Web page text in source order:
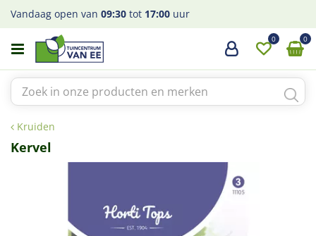
a
Kruiden
Vandaag open van 09:30 tot 17:00 uur
Kervel